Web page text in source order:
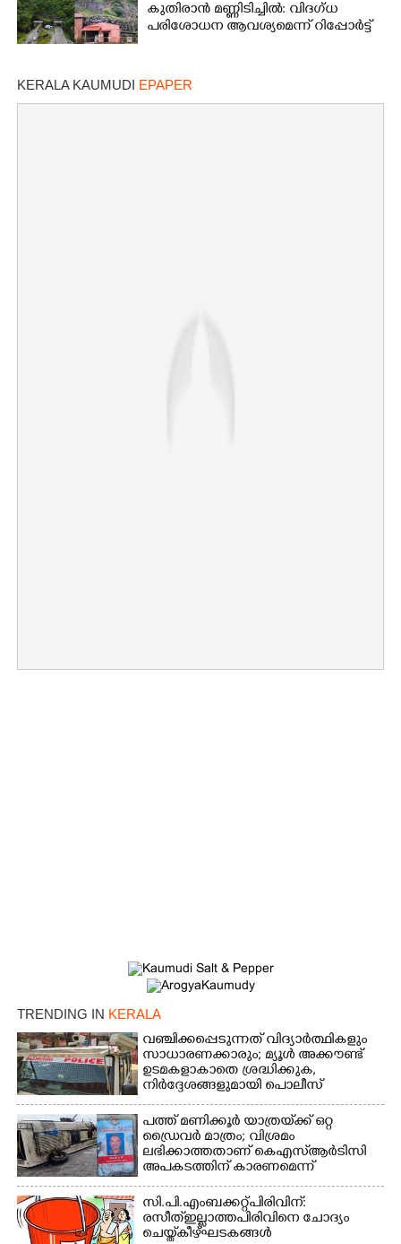
കുതിരാൻ മണ്ണിടിച്ചിൽ: വിദഗ്ധ
പരിശോധന ആവശ്യമെന്ന് റിപ്പോർട്ട്
KERALA KAUMUDI EPAPER
TRENDING IN KERALA
വഞ്ചിക്കപ്പെടുന്നത് വിദ്യാർത്ഥികളും
സാധാരണക്കാരും; മ്യൂൾ അക്കൗണ്ട്
ഉടമകളാകാതെ ശ്രദ്ധിക്കുക,
നിർദ്ദേശങ്ങളുമായി പൊലീസ്
പത്ത് മണിക്കൂർ യാത്രയ്‌ക്ക് ഒറ്റ
ഡ്രൈവർ മാത്രം; വിശ്രമം
ലഭിക്കാത്തതാണ് കെഎസ്‌ആർടിസി
അപകടത്തിന് കാരണമെന്ന്
വിമർശനം
സി.പി.എം ബക്കറ്റ് പിരിവിന്:
രസീത് ഇല്ലാത്ത പിരിവിനെ ചോദ്യം
ചെയ്ത് കീഴ്ഘടകങ്ങൾ
Share this link
Copy Link